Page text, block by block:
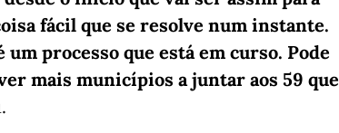
fácil que se resolve num instante.
processo que está em curso. Pode
mais municípios a juntar aos 59 que